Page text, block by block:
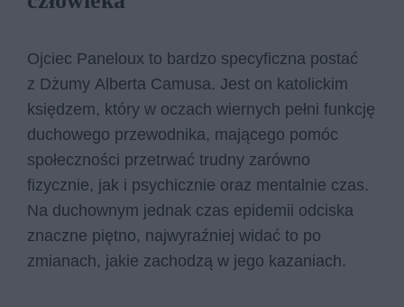
Ojciec Paneloux to bardzo specyficzna postać
z Dżumy Alberta Camusa. Jest on katolickim
księdzem, który w oczach wiernych pełni funkcję
duchowego przewodnika, mającego pomóc
społeczności przetrwać trudny zarówno
fizycznie, jak i psychicznie oraz mentalnie czas.
Na duchownym jednak czas epidemii odciska
znaczne piętno, najwyraźniej widać to po
zmianach, jakie zachodzą w jego kazaniach.